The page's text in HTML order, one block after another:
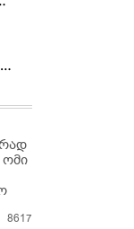
8617